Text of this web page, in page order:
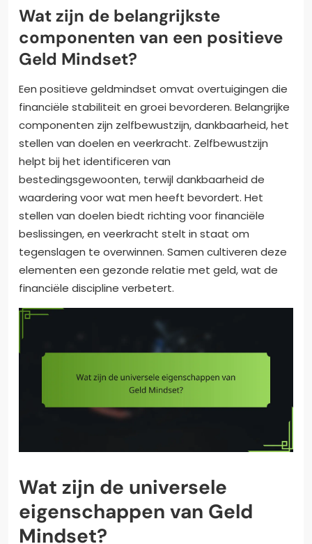
Wat zijn de belangrijkste
componenten van een positieve
Geld Mindset?
Een positieve geldmindset omvat overtuigingen die
financiële stabiliteit en groei bevorderen. Belangrijke
componenten zijn zelfbewustzijn, dankbaarheid, het
stellen van doelen en veerkracht. Zelfbewustzijn
helpt bij het identificeren van
bestedingsgewoonten, terwijl dankbaarheid de
waardering voor wat men heeft bevordert. Het
stellen van doelen biedt richting voor financiële
beslissingen, en veerkracht stelt in staat om
tegenslagen te overwinnen. Samen cultiveren deze
elementen een gezonde relatie met geld, wat de
financiële discipline verbetert.
Wat zijn de universele
eigenschappen van Geld
Mindset?